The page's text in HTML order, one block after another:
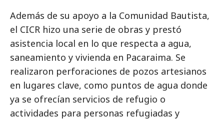
Además de su apoyo a la Comunidad Bautista,
el CICR hizo una serie de obras y prestó
asistencia local en lo que respecta a agua,
saneamiento y vivienda en Pacaraima. Se
realizaron perforaciones de pozos artesianos
en lugares clave, como puntos de agua donde
ya se ofrecían servicios de refugio o
actividades para personas refugiadas y